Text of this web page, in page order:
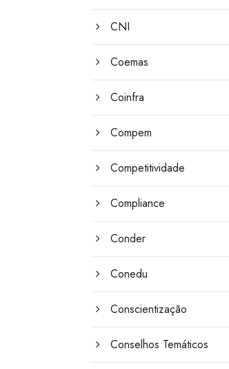
CNI
Coemas
Coinfra
Compem
Competitividade
Compliance
Conder
Conedu
Conscientização
Conselhos Temáticos